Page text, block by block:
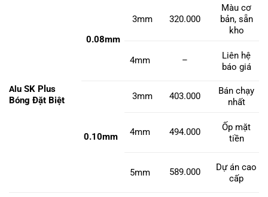
Alu SK Plus
Bóng Đặt Biệt
0.08mm
3mm 320.000
Màu cơ
bản, sẵn
kho
4mm –
Liên hệ
báo giá
0.10mm
3mm 403.000
Bán chạy
nhất
4mm 494.000
Ốp mặt
tiền
5mm 589.000
Dự án cao
cấp